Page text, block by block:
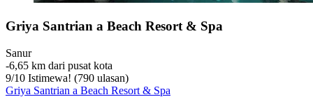
Griya Santrian a Beach Resort & Spa
Sanur
‐6,65 km dari pusat kota
9/10 Istimewa! (790 ulasan)
Griya Santrian a Beach Resort & Spa